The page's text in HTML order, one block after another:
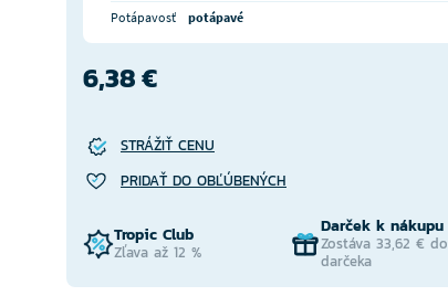
Potápavosť
potápavé
6,38 €
STRÁŽIŤ CENU
PRIDAŤ DO OBĽÚBENÝCH
Tropic Club
Zľava až 12 %
Darček k nákupu
Zostáva 33,62 € do
darčeka